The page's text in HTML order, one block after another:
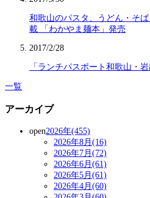
和歌山のパスタ、うどん・そ
載 「わかやま麺本」発売
2017/2/28
「ランチパスポート和歌山・
一覧
アーカイブ
open2026年(455)
2026年8月(16)
2026年7月(72)
2026年6月(61)
2026年5月(61)
2026年4月(60)